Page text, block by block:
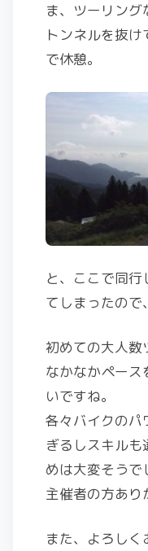
ま、ツーリング
トンネルを抜け
で休憩。
と、ここで同行
てしまったので
初めての大人数
なかなかペース
いですね。
各々バイクのパ
ぎるしスキルも
めは大変そうで
主催者の方あり
また、よろしく